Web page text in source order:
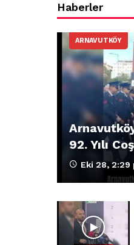
Haberler
ARNAVUTKÖY
92. Yılı
Eki 28, 2:29